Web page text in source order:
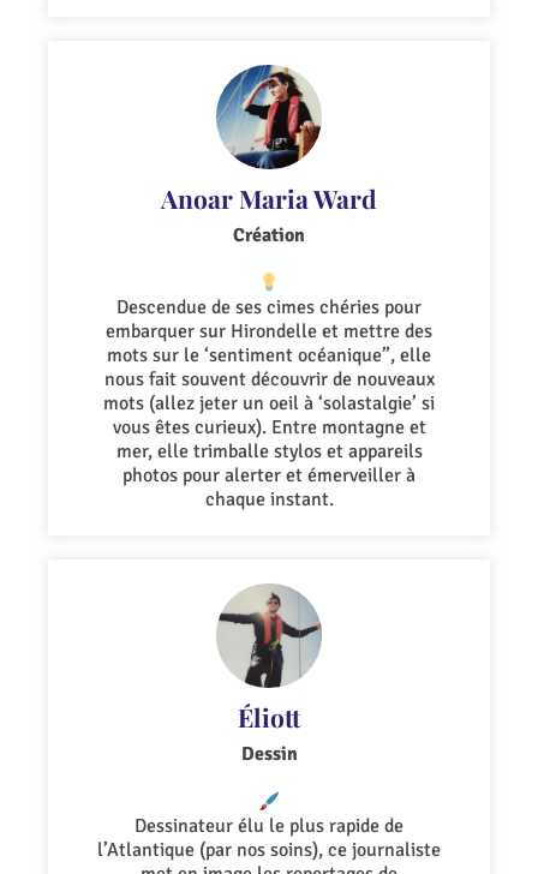
Anoar Maria Ward
Création
Descendue de ses cimes chéries pour
embarquer sur Hirondelle et mettre des
mots sur le ‘sentiment océanique”, elle
nous fait souvent découvrir de nouveaux
mots (allez jeter un oeil à ‘solastalgie’ si
vous êtes curieux). Entre montagne et
mer, elle trimballe stylos et appareils
photos pour alerter et émerveiller à
chaque instant.
Éliott
Dessin
Dessinateur élu le plus rapide de
l’Atlantique (par nos soins), ce journaliste